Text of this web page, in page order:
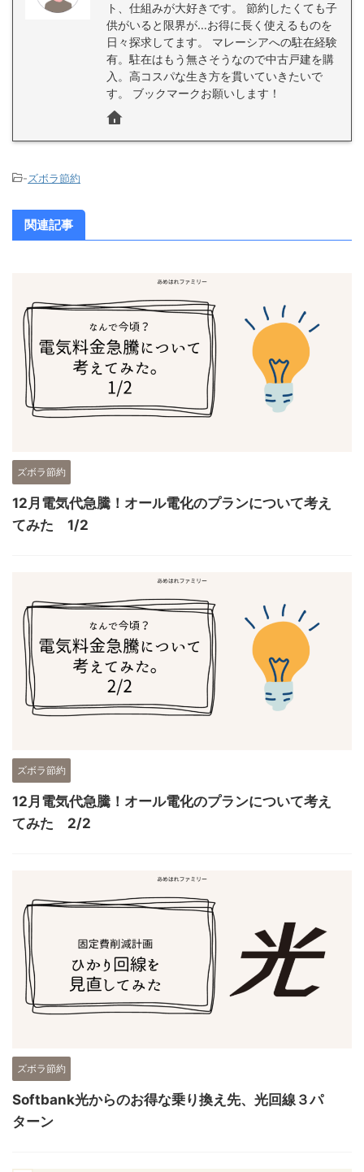
ト、仕組みが大好きです。 節約したくても子
供がいると限界が…お得に長く使えるものを
日々探求してます。 マレーシアへの駐在経験
有。駐在はもう無さそうなので中古戸建を購
入。高コスパな生き方を貫いていきたいで
す。 ブックマークお願いします！
-ズボラ節約
関連記事
ズボラ節約
12月電気代急騰！オール電化のプランについて考え
てみた 1/2
ズボラ節約
12月電気代急騰！オール電化のプランについて考え
てみた 2/2
ズボラ節約
Softbank光からのお得な乗り換え先、光回線３パ
ターン